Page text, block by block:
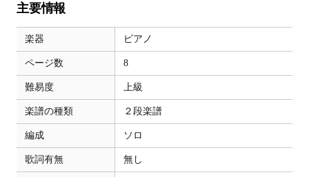
主要情報
楽器 ピアノ
ページ数 8
難易度 上級
楽譜の種類 ２段楽譜
編成 ソロ
歌詞有無 無し